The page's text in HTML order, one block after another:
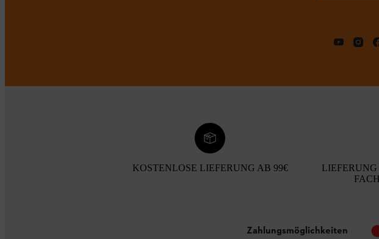
KOSTENLOSE LIEFERUNG AB 99€
Zahlungsmöglichkeiten